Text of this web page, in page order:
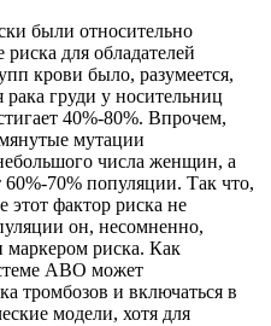
были относительно
для обладателей
крови было, разумеется,
рака груди у носительниц
40%-80%. Впрочем,
мутации
числа женщин, а
70% популяции. Так что,
этот фактор риска не
он, несомненно,
маркером риска. Как
ABO может
тромбозов и включаться в
модели, хотя для